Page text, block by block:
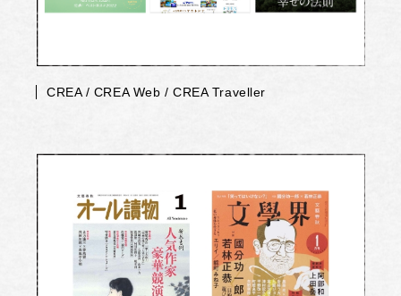
CREA / CREA Web / CREA Traveller